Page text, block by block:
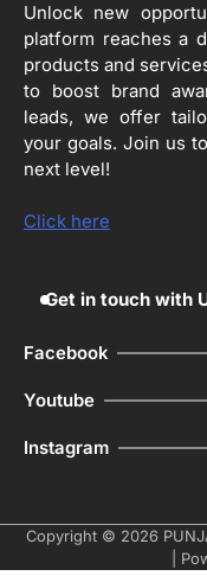
4
ਦਾ
Editor
5
Unlock new
platform reaches a
products and
to boost brand
leads, we offer
your goals. Join us
next level!
Click here
Get in touch with
Facebook
Youtube
Instagram
Copyright © 2026
|